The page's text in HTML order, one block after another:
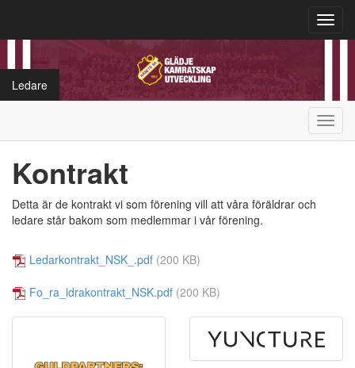
Ledare
Kontrakt
Detta är de kontrakt vi som förening vill att våra föräldrar och
ledare står bakom som medlemmar i vår förening.
Ledarkontrakt_NSK_.pdf (200 KB)
Fo_ra_ldrakontrakt_NSK.pdf (200 KB)